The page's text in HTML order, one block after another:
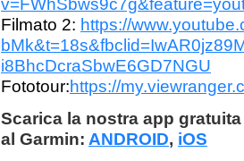
Filmato 2: https://
i8BhcDcraSbwE6GD7NGU
Fototour:https://
Scarica la nostra app
al Garmin: ANDROID, iOS